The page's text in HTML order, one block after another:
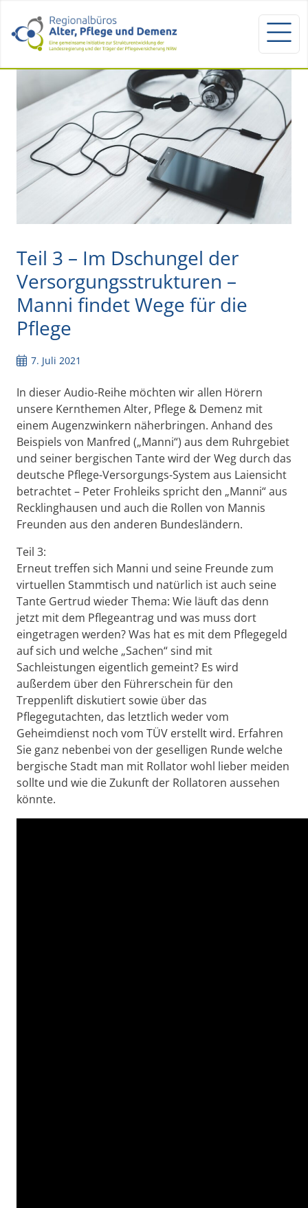
Teil 3 – Im Dschungel der
Versorgungsstrukturen –
Manni findet Wege für die
Pflege
7. Juli 2021
In dieser Audio-Reihe möchten wir allen Hörern
unsere Kernthemen Alter, Pflege & Demenz mit
einem Augenzwinkern näherbringen. Anhand des
Beispiels von Manfred („Manni“) aus dem Ruhrgebiet
und seiner bergischen Tante wird der Weg durch das
deutsche Pflege-Versorgungs-System aus Laiensicht
betrachtet – Peter Frohleiks spricht den „Manni“ aus
Recklinghausen und auch die Rollen von Mannis
Freunden aus den anderen Bundesländern.
Teil 3:
Erneut treffen sich Manni und seine Freunde zum
virtuellen Stammtisch und natürlich ist auch seine
Tante Gertrud wieder Thema: Wie läuft das denn
jetzt mit dem Pflegeantrag und was muss dort
eingetragen werden? Was hat es mit dem Pflegegeld
auf sich und welche „Sachen“ sind mit
Sachleistungen eigentlich gemeint? Es wird
außerdem über den Führerschein für den
Treppenlift diskutiert sowie über das
Pflegegutachten, das letztlich weder vom
Geheimdienst noch vom TÜV erstellt wird. Erfahren
Sie ganz nebenbei von der geselligen Runde welche
bergische Stadt man mit Rollator wohl lieber meiden
sollte und wie die Zukunft der Rollatoren aussehen
könnte.